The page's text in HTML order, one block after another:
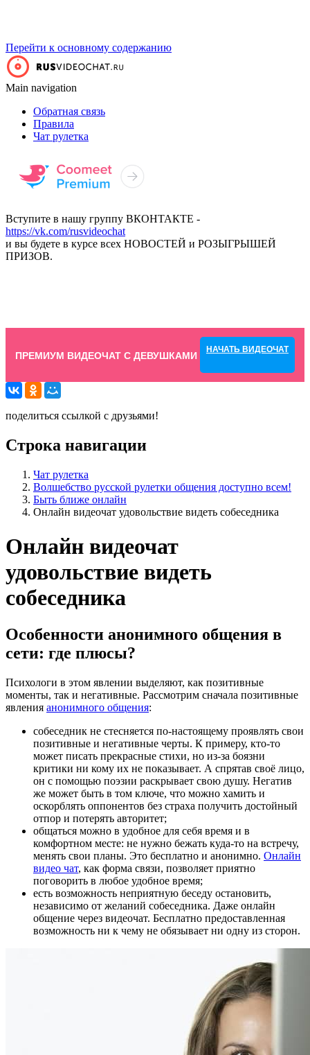
Перейти к основному содержанию
Main navigation
Обратная связь
Правила
Чат рулетка
Вступите в нашу группу ВКОНТАКТЕ -
https://vk.com/rusvideochat
и вы будете в курсе всех НОВОСТЕЙ и РОЗЫГРЫШЕЙ
ПРИЗОВ.
ПРЕМИУМ ВИДЕОЧАТ С ДЕВУШКАМИ
НАЧАТЬ ВИДЕОЧАТ
поделиться ссылкой с друзьями!
Строка навигации
Чат рулетка
Волшебство русской рулетки общения доступно всем!
Быть ближе онлайн
Онлайн видеочат удовольствие видеть собеседника
Онлайн видеочат
удовольствие видеть
собеседника
Особенности анонимного общения в
сети: где плюсы?
Психологи в этом явлении выделяют, как позитивные
моменты, так и негативные. Рассмотрим сначала позитивные
явления анонимного общения:
собеседник не стесняется по-настоящему проявлять свои
позитивные и негативные черты. К примеру, кто-то
может писать прекрасные стихи, но из-за боязни
критики ни кому их не показывает. А спрятав своё лицо,
он с помощью поэзии раскрывает свою душу. Негатив
же может быть в том ключе, что можно хамить и
оскорблять оппонентов без страха получить достойный
отпор и потерять авторитет;
общаться можно в удобное для себя время и в
комфортном месте: не нужно бежать куда-то на встречу,
менять свои планы. Это бесплатно и анонимно. Онлайн
видео чат, как форма связи, позволяет приятно
поговорить в любое удобное время;
есть возможность неприятную беседу остановить,
независимо от желаний собеседника. Даже онлайн
общение через видеочат. Бесплатно предоставленная
возможность ни к чему не обязывает ни одну из сторон.